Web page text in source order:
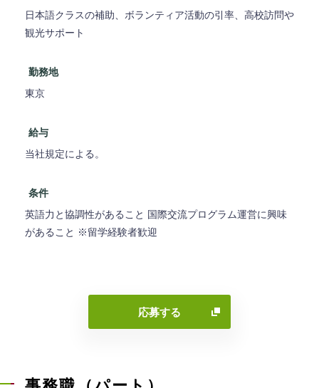
日本語クラスの補助、ボランティア活動の引率、高校訪問や
観光サポート
勤務地
東京
給与
当社規定による。
条件
英語力と協調性があること 国際交流プログラム運営に興味
があること ※留学経験者歓迎
応募する